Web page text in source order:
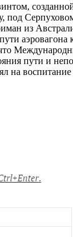
под
из
пути и
на